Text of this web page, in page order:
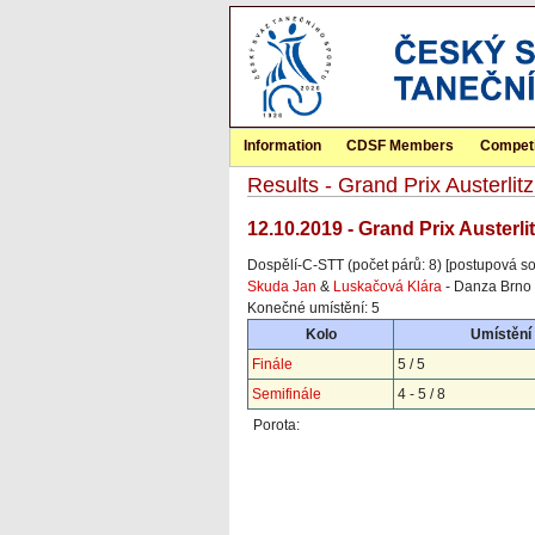
Information CDSF Members
Results - Grand Prix
12.10.2019 - Grand Prix
Dospělí-C-STT (počet párů: 8) [postupová
Skuda Jan & Luskačová Klára - Danza Brno
Konečné umístění: 5
Kolo
Umístění
Finále
5 / 5
Semifinále
4 - 5 / 8
Porota: